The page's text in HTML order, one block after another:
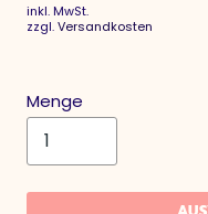
inkl. MwSt.
zzgl.Versandkosten
Menge